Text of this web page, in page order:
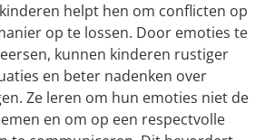
helpt hen om conflicten op
op te lossen. Door emoties te
kunnen kinderen rustiger
en beter nadenken over
Ze leren om hun emoties niet de
en om op een respectvolle